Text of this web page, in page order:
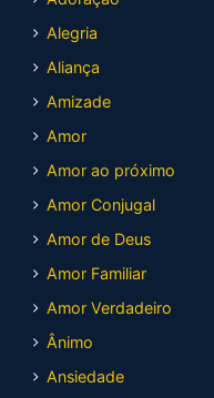
Alegria
Aliança
Amizade
Amor
Amor ao próximo
Amor Conjugal
Amor de Deus
Amor Familiar
Amor Verdadeiro
Ânimo
Ansiedade